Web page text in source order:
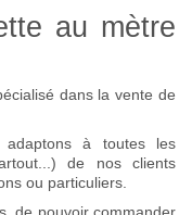
au mètre
dans la vente de
à toutes les
de nos clients
ou particuliers.